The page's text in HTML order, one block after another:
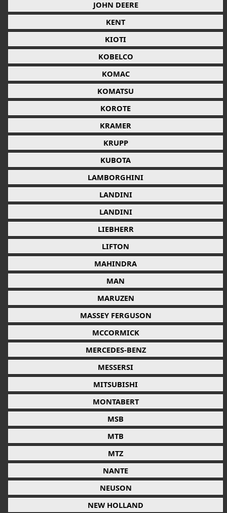
JOHN DEERE
KENT
KIOTI
KOBELCO
KOMAC
KOMATSU
KOROTE
KRAMER
KRUPP
KUBOTA
LAMBORGHINI
LANDINI
LANDINI
LIEBHERR
LIFTON
MAHINDRA
MAN
MARUZEN
MASSEY FERGUSON
MCCORMICK
MERCEDES-BENZ
MESSERSI
MITSUBISHI
MONTABERT
MSB
MTB
MTZ
NANTE
NEUSON
NEW HOLLAND